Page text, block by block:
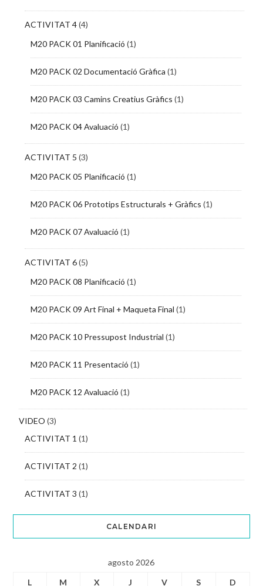
ACTIVITAT 4(4)
M20 PACK 01 Planificació (1)
M20 PACK 02 Documentació Gràfica (1)
M20 PACK 03 Camins Creatius Gràfics (1)
M20 PACK 04 Avaluació (1)
ACTIVITAT 5 (3)
M20 PACK 05 Planificació (1)
M20 PACK 06 Prototips Estructurals + Gràfics (1)
M20 PACK 07 Avaluació (1)
ACTIVITAT 6(5)
M20 PACK 08 Planificació (1)
M20 PACK 09 Art Final + Maqueta Final (1)
M20 PACK 10 Pressupost Industrial (1)
M20 PACK 11 Presentació (1)
M20 PACK 12 Avaluació (1)
VIDEO (3)
ACTIVITAT 1 (1)
ACTIVITAT 2 (1)
ACTIVITAT 3 (1)
CALENDARI
agosto 2026
L
M X J V S D